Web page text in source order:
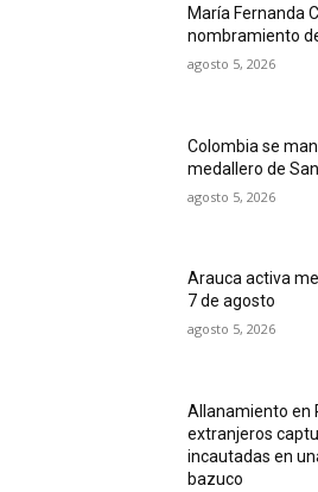
María Fernanda
nombramiento
agosto 5, 2026
Colombia se
medallero de
agosto 5, 2026
Arauca activa
7 de agosto
agosto 5, 2026
Allanamiento en
extranjeros
incautadas en
bazuco